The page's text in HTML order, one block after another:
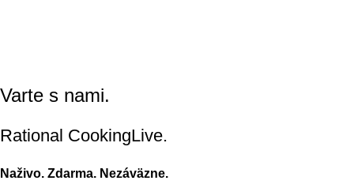
Varte s nami.
Rational CookingLive​.
Naživo. Zdarma. Nezáväzne.